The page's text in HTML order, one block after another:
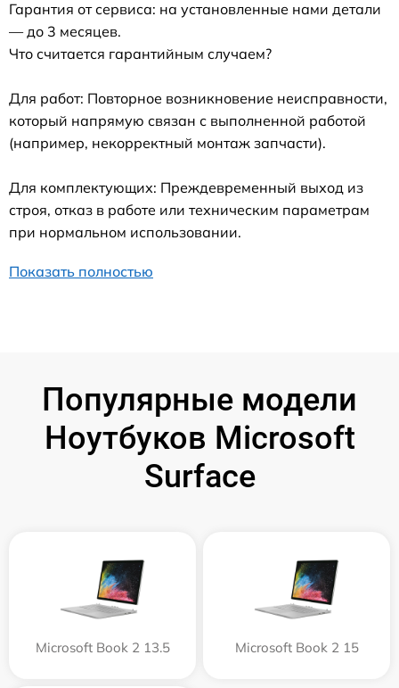
Гарантия от сервиса: на установленные нами детали
— до 3 месяцев.
Что считается гарантийным случаем?
Для работ: Повторное возникновение неисправности,
который напрямую связан с выполненной работой
(например, некорректный монтаж запчасти).
Для комплектующих: Преждевременный выход из
строя, отказ в работе или техническим параметрам
при нормальном использовании.
Показать полностью
Популярные модели
Ноутбуков Microsoft
Surface
Microsoft Book 2 13.5 Microsoft Book 2 15